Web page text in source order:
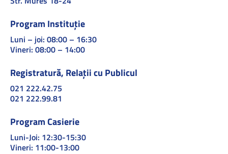
Program Instituție
Luni – joi: 08:00 – 16:30
Vineri: 08:00 – 14:00
Registratură, Relații cu Publicul
021 222.42.75
021 222.99.81
Program Casierie
Luni-Joi: 12:30-15:30
Vineri: 11:00-13:00